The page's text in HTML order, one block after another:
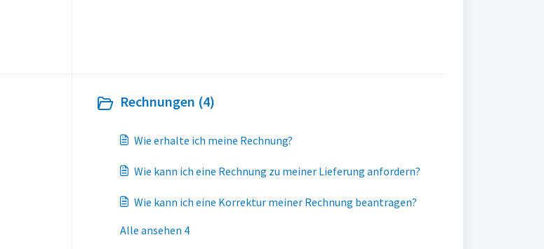
Rechnungen (4)
Wie erhalte ich meine Rechnung?
Wie kann ich eine Rechnung zu meiner Lieferung anfordern?
Wie kann ich eine Korrektur meiner Rechnung beantragen?
Alle ansehen 4